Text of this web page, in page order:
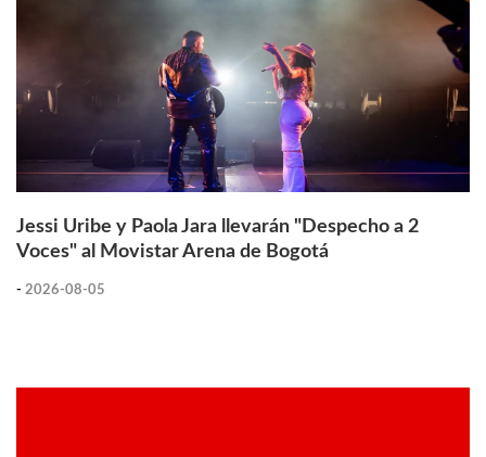
Jessi Uribe y Paola Jara llevarán "Despecho a 2
Voces" al Movistar Arena de Bogotá
- 2026-08-05